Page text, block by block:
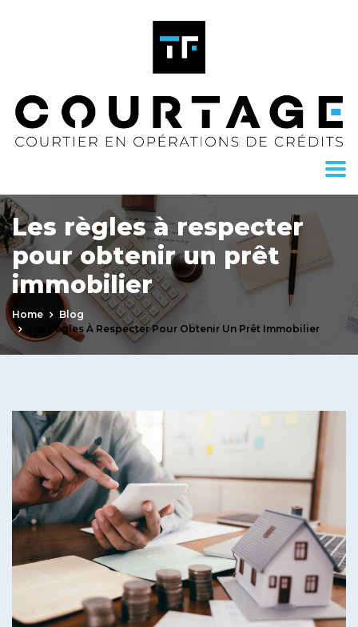
Les règles à respecter
pour obtenir un prêt
immobilier
Home
Blog
Les Règles À Respecter Pour Obtenir Un Prêt Immobilier